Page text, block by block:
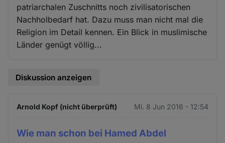
patriarchalen Zuschnitts noch zivilisatorischen
Nachholbedarf hat. Dazu muss man nicht mal die
Religion im Detail kennen. Ein Blick in muslimische
Länder genügt völlig...
Diskussion anzeigen
Arnold Kopf (nicht überprüft) Mi. 8 Jun 2016 - 12:54
Wie man schon bei Hamed Abdel